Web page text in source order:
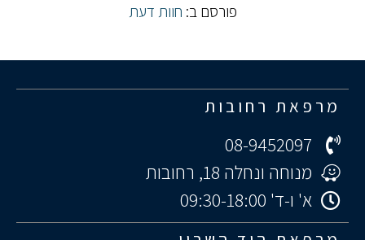
פורסם ב: חוות דעת
מרפאת רחובות
08-9452097
מנוחה ונחלה 18, רחובות
א' ו-ד' 09:30-18:00